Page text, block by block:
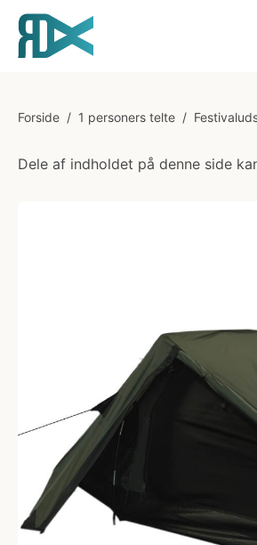
Forside / 1 personers telte /
Dele af indholdet på denne side